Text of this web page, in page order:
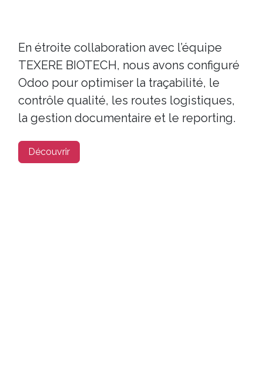
En étroite collaboration avec l’équipe
TEXERE BIOTECH, nous avons configuré
Odoo pour optimiser la traçabilité, le
contrôle qualité, les routes logistiques,
la gestion documentaire et le reporting.
Découvrir